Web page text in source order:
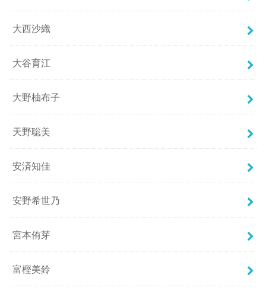
大西沙織
大谷育江
大野柚布子
天野聡美
安済知佳
安野希世乃
宮本侑芽
富樫美鈴